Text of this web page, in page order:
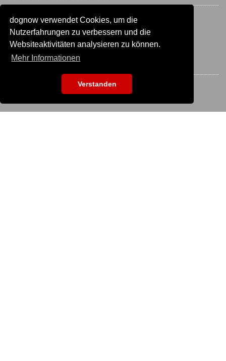
dognow verwendet Cookies, um die
Nutzerfahrungen zu verbessern und die
Websiteaktivitäten analysieren zu können.
Mehr Informationen
Verstanden
Wenn du bereits einen Account hast, melde dich bitte an.
Sonst besuche unser Hilfe- und Kontaktcenter:
Zu
Hilfe und Kontaktwechseln
BLEIB IN VERBINDUNG